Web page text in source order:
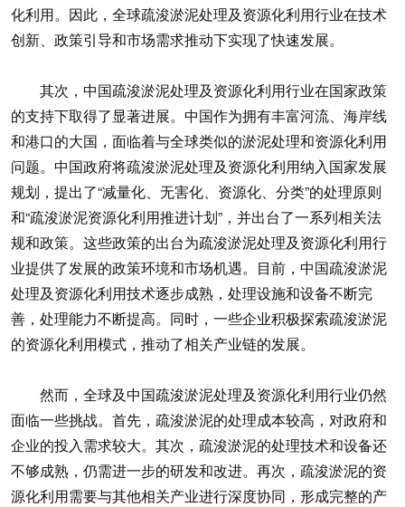
化利用。因此，全球疏浚淤泥处理及资源化利用行业在技术
创新、政策引导和市场需求推动下实现了快速发展。
其次，中国疏浚淤泥处理及资源化利用行业在国家政策
的支持下取得了显著进展。中国作为拥有丰富河流、海岸线
和港口的大国，面临着与全球类似的淤泥处理和资源化利用
问题。中国政府将疏浚淤泥处理及资源化利用纳入国家发展
规划，提出了“减量化、无害化、资源化、分类”的处理原则
和“疏浚淤泥资源化利用推进计划”，并出台了一系列相关法
规和政策。这些政策的出台为疏浚淤泥处理及资源化利用行
业提供了发展的政策环境和市场机遇。目前，中国疏浚淤泥
处理及资源化利用技术逐步成熟，处理设施和设备不断完
善，处理能力不断提高。同时，一些企业积极探索疏浚淤泥
的资源化利用模式，推动了相关产业链的发展。
然而，全球及中国疏浚淤泥处理及资源化利用行业仍然
面临一些挑战。首先，疏浚淤泥的处理成本较高，对政府和
企业的投入需求较大。其次，疏浚淤泥的处理技术和设备还
不够成熟，仍需进一步的研发和改进。再次，疏浚淤泥的资
源化利用需要与其他相关产业进行深度协同，形成完整的产